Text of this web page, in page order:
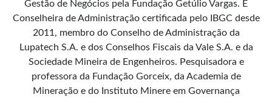
Gestão de Negócios pela Fundação Getúlio Vargas. É
Conselheira de Administração certificada pelo IBGC desde
2011, membro do Conselho de Administração da
Lupatech S.A. e dos Conselhos Fiscais da Vale S.A. e da
Sociedade Mineira de Engenheiros. Pesquisadora e
professora da Fundação Gorceix, da Academia de
Mineração e do Instituto Minere em Governança